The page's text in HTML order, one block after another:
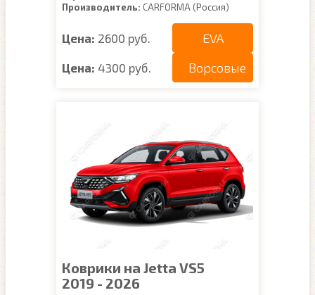
Производитель: CARFORMA (Россия)
Цена: 2600 руб. EVA
Цена: 4300 руб. Ворсовые
Коврики на Jetta VS5
2019 - 2026